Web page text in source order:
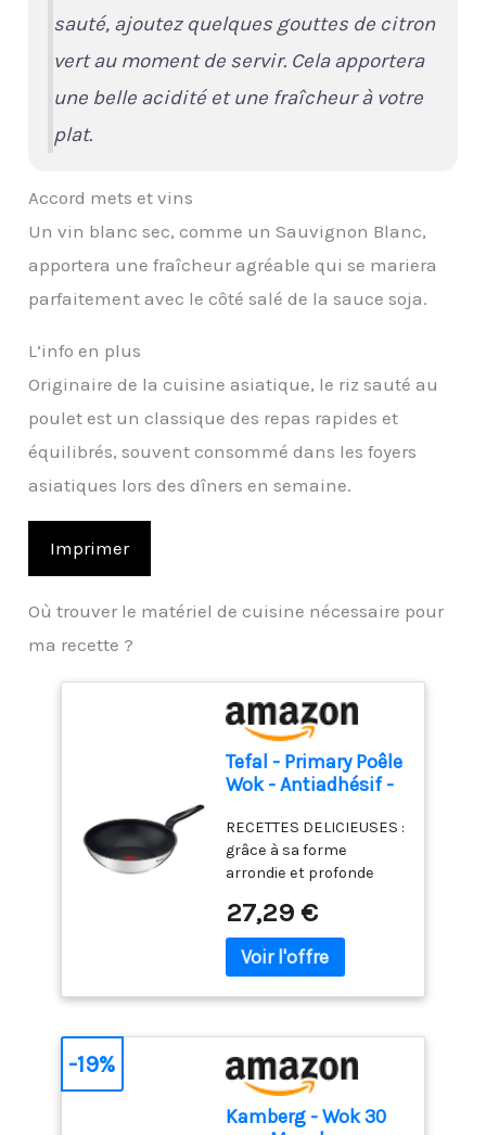
sauté, ajoutez quelques gouttes de citron
vert au moment de servir. Cela apportera
une belle acidité et une fraîcheur à votre
plat.
Accord mets et vins
Un vin blanc sec, comme un Sauvignon Blanc,
apportera une fraîcheur agréable qui se mariera
parfaitement avec le côté salé de la sauce soja.
L’info en plus
Originaire de la cuisine asiatique, le riz sauté au
poulet est un classique des repas rapides et
équilibrés, souvent consommé dans les foyers
asiatiques lors des dîners en semaine.
Imprimer
Où trouver le matériel de cuisine nécessaire pour
ma recette ?
Tefal - Primary Poêle
Wok - Antiadhésif -
RECETTES DELICIEUSES :
grâce à sa forme
arrondie et profonde
idéale pour faire sauter
des légumes, de la
viande ou du poisson
performances et une
fiabilité durables,
découvrez une poêle de
qualité supérieure
conçue pour durer
27,29 €
Kamberg - Wok 30
-19%